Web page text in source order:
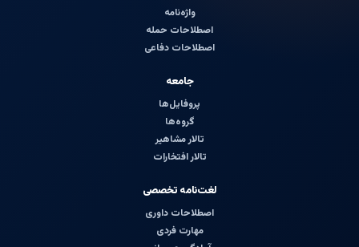
واژه‌نامه
اصطلاحات حمله
اصطلاحات دفاعی
جامعه
پروفایل‌ها
گروه‌ها
تالار مشاهیر
تالار افتخارات
لغت‌نامه تخصصی
اصطلاحات داوری
مهارت فردی